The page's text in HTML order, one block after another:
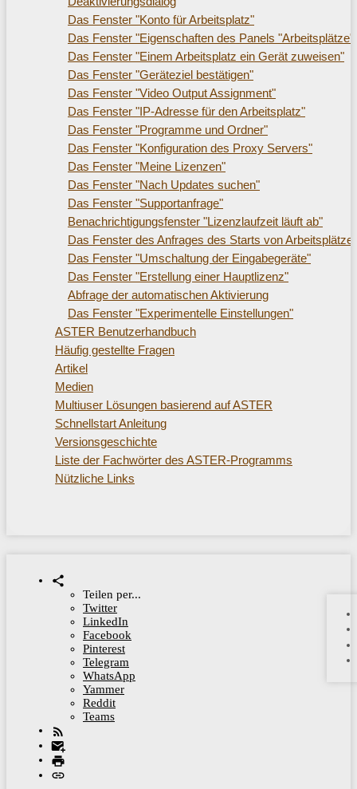
Das Fenster "Konto für Arbeitsplatz"
Das Fenster "Eigenschaften des Panels "Arbeitsplätze"
Das Fenster "Einem Arbeitsplatz ein Gerät zuweisen"
Das Fenster "Geräteziel bestätigen"
Das Fenster "Video Output Assignment"
Das Fenster "IP-Adresse für den Arbeitsplatz"
Das Fenster "Programme und Ordner"
Das Fenster "Konfiguration des Proxy Servers"
Das Fenster "Meine Lizenzen"
Das Fenster "Nach Updates suchen"
Das Fenster "Supportanfrage"
Benachrichtigungsfenster "Lizenzlaufzeit läuft ab"
Das Fenster des Anfrages des Starts von
Das Fenster "Umschaltung der Eingabegeräte"
Das Fenster "Erstellung einer Hauptlizenz"
Abfrage der automatischen Aktivierung
Das Fenster "Experimentelle Einstellungen"
ASTER Benutzerhandbuch
Häufig gestellte Fragen
Artikel
Medien
Multiuser Lösungen basierend auf ASTER
Schnellstart Anleitung
Versionsgeschichte
Liste der Fachwörter des ASTER-Programms
Nützliche Links
Teilen per...
Twitter
LinkedIn
Facebook
Pinterest
Telegram
WhatsApp
Yammer
Reddit
Teams